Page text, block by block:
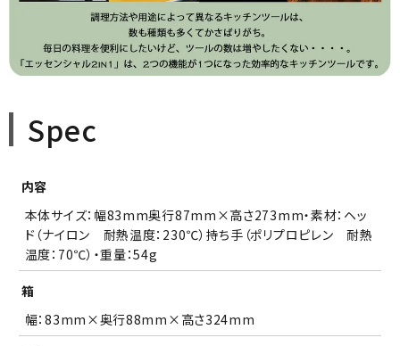
Spec
内容
本体サイズ：幅83mm奥行87mm×高さ273mm・素材：ヘッ
ド（ナイロン 耐熱温度：230℃）持ち手（ポリプロピレン 耐熱
温度：70℃）・重量：54g
箱
幅：83mm×奥行88mm×高さ324mm